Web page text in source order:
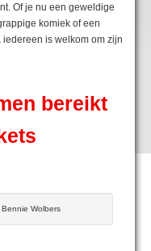
Of je nu een geweldige
komiek of een
iedereen is welkom om zijn
bereikt
Wolbers